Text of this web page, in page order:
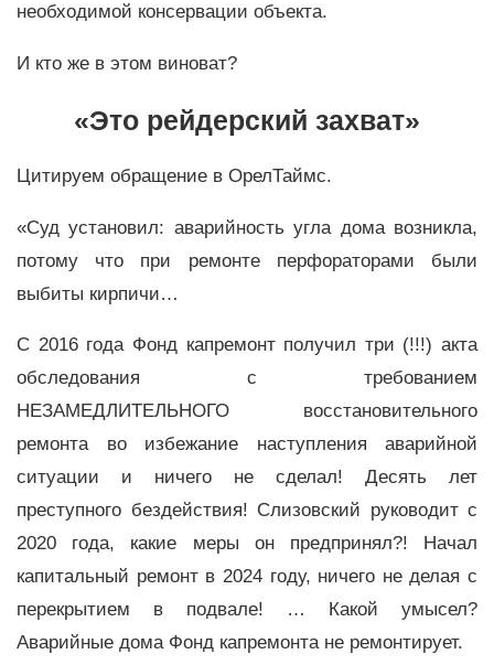
необходимой консервации объекта.
И кто же в этом виноват?
«Это рейдерский захват»
Цитируем обращение в ОрелТаймс.
«Суд установил: аварийность угла дома возникла,
потому что при ремонте перфораторами были
выбиты кирпичи…
С 2016 года Фонд капремонт получил три (!!!) акта
обследования с требованием
НЕЗАМЕДЛИТЕЛЬНОГО восстановительного
ремонта во избежание наступления аварийной
ситуации и ничего не сделал! Десять лет
преступного бездействия! Слизовский руководит с
2020 года, какие меры он предпринял?! Начал
капитальный ремонт в 2024 году, ничего не делая с
перекрытием в подвале! … Какой умысел?
Аварийные дома Фонд капремонта не ремонтирует.